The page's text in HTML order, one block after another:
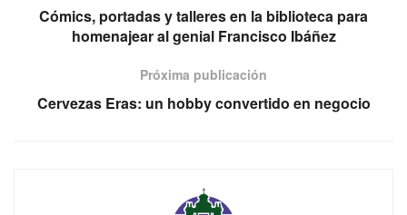
Cómics, portadas y talleres en la biblioteca para
homenajear al genial Francisco Ibáñez
Próxima publicación
Cervezas Eras: un hobby convertido en negocio